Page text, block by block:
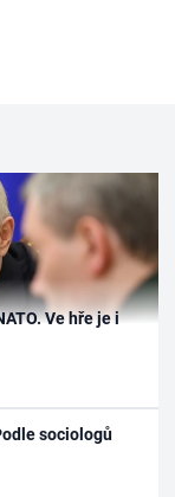
Ve hře je i
sociologů